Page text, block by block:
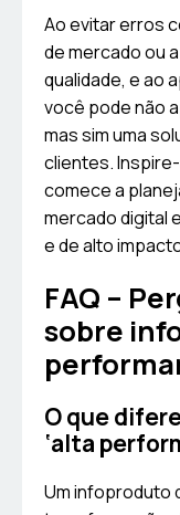
Ao evitar erros
de mercado ou
qualidade, e ao
você pode não
mas sim uma
clientes.
comece a
mercado digital
e de alto
FAQ –
sobre
O que
‘alta
Um infoproduto